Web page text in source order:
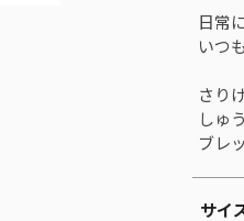
日常
いつ
さり
しゅ
ブレ
サイ